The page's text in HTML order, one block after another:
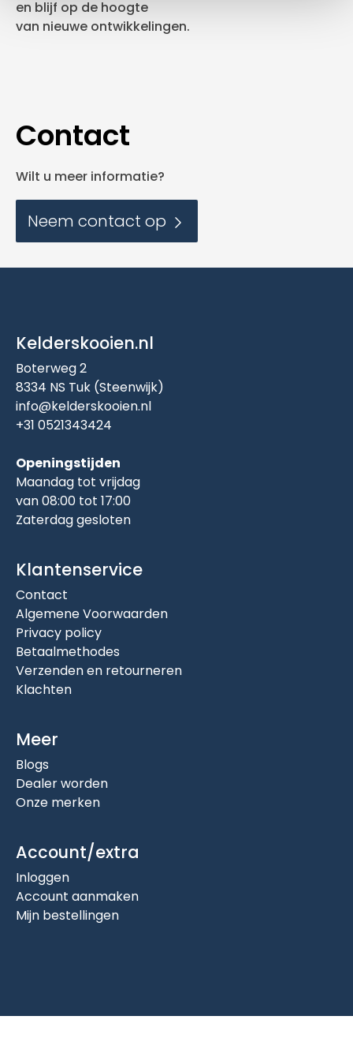
en blijf op de hoogte
van nieuwe ontwikkelingen.
Contact
Wilt u meer informatie?
Neem contact op
Kelderskooien.nl
Boterweg 2
8334 NS Tuk (Steenwijk)
info@kelderskooien.nl
+31 0521343424
Openingstijden
Maandag tot vrijdag
van 08:00 tot 17:00
Zaterdag gesloten
Klantenservice
Contact
Algemene Voorwaarden
Privacy policy
Betaalmethodes
Verzenden en retourneren
Klachten
Meer
Blogs
Dealer worden
Onze merken
Account/extra
Inloggen
Account aanmaken
Mijn bestellingen